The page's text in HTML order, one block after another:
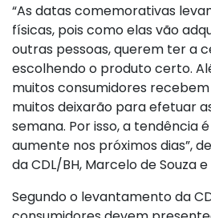
“As datas comemorativas
físicas, pois como elas vão
outras pessoas, querem ter a
escolhendo o produto certo.
muitos consumidores
muitos deixarão para efetuar
semana. Por isso, a tendência
aumente nos próximos dias”,
da CDL/BH, Marcelo de Souza e
Segundo o levantamento da